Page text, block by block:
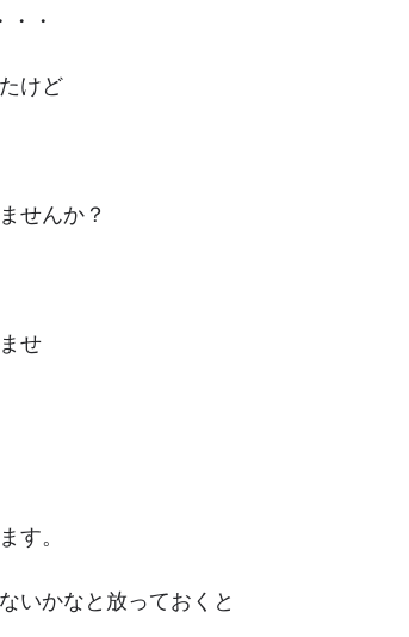
・
けど
せんか？
せ
す。
いかなと放っておくと